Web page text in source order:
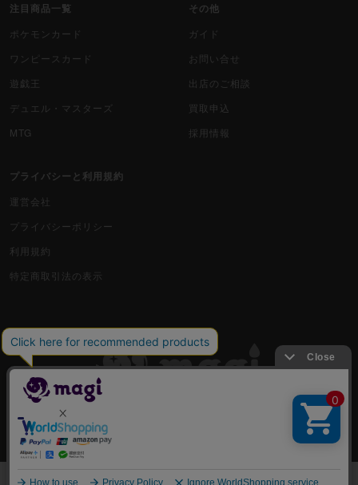
注目商品一覧
ポケモンカード
ワンピースカード
遊戯王
デュエル・マスターズ
MTG
その他
ガイド
お問い合せ
出店のご相談
買取申込
採用情報
プライバシーと利用規約
運営会社
プライバシーポリシー
利用規約
特定商取引法の表示
古物商許可番号 株式会社ジラフ 東京都公安委員会 第303311606477号
COPYRIGHT © 2019 Jiraffe Inc.